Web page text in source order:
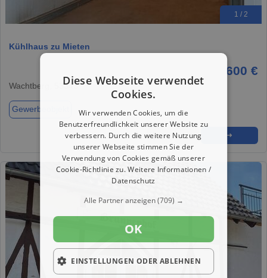
1 / 2
Kühlhaus zu Mieten
600 €
Wachtberg, 53343
Gewerbeobjekt
★ ➦ ➜
Diese Webseite verwendet
Cookies.
Wir verwenden Cookies, um die
Benutzerfreundlichkeit unserer Website zu
verbessern. Durch die weitere Nutzung
unserer Webseite stimmen Sie der
Verwendung von Cookies gemäß unserer
Cookie-Richtlinie zu.Weitere Informationen /
Datenschutz
Alle Partner anzeigen(709) →
OK
EINSTELLUNGEN ODER ABLEHNEN